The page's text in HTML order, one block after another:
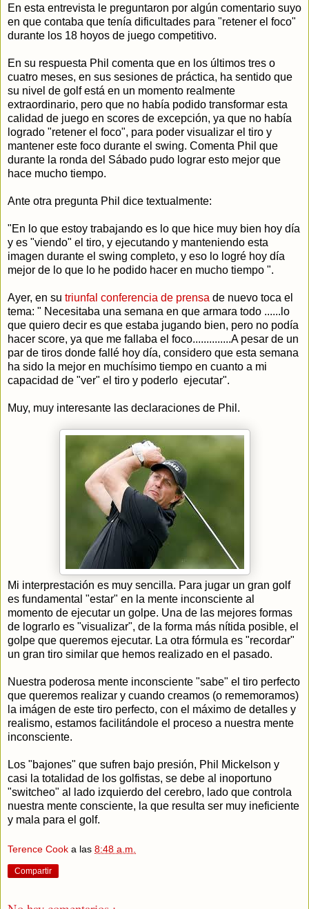
En esta entrevista le preguntaron por algún comentario suyo
en que contaba que tenía dificultades para "retener el foco"
durante los 18 hoyos de juego competitivo.
En su respuesta Phil comenta que en los últimos tres o
cuatro meses, en sus sesiones de práctica, ha sentido que
su nivel de golf está en un momento realmente
extraordinario, pero que no había podido transformar esta
calidad de juego en scores de excepción, ya que no había
logrado "retener el foco", para poder visualizar el tiro y
mantener este foco durante el swing. Comenta Phil que
durante la ronda del Sábado pudo lograr esto mejor que
hace mucho tiempo.
Ante otra pregunta Phil dice textualmente:
"En lo que estoy trabajando es lo que hice muy bien hoy día
y es "viendo" el tiro, y ejecutando y manteniendo esta
imagen durante el swing completo, y eso lo logré hoy día
mejor de lo que lo he podido hacer en mucho tiempo ".
Ayer, en su triunfal conferencia de prensa de nuevo toca el
tema: " Necesitaba una semana en que armara todo ......lo
que quiero decir es que estaba jugando bien, pero no podía
hacer score, ya que me fallaba el foco..............A pesar de un
par de tiros donde fallé hoy día, considero que esta semana
ha sido la mejor en muchísimo tiempo en cuanto a mi
capacidad de "ver" el tiro y poderlo ejecutar".
Muy, muy interesante las declaraciones de Phil.
Mi interprestación es muy sencilla. Para jugar un gran golf
es fundamental "estar" en la mente inconsciente al
momento de ejecutar un golpe. Una de las mejores formas
de lograrlo es "visualizar", de la forma más nítida posible, el
golpe que queremos ejecutar. La otra fórmula es "recordar"
un gran tiro similar que hemos realizado en el pasado.
Nuestra poderosa mente inconsciente "sabe" el tiro perfecto
que queremos realizar y cuando creamos (o rememoramos)
la imágen de este tiro perfecto, con el máximo de detalles y
realismo, estamos facilitándole el proceso a nuestra mente
inconsciente.
Los "bajones" que sufren bajo presión, Phil Mickelson y
casi la totalidad de los golfistas, se debe al inoportuno
"switcheo" al lado izquierdo del cerebro, lado que controla
nuestra mente consciente, la que resulta ser muy ineficiente
y mala para el golf.
Terence Cook a las 8:48 a.m.
Compartir